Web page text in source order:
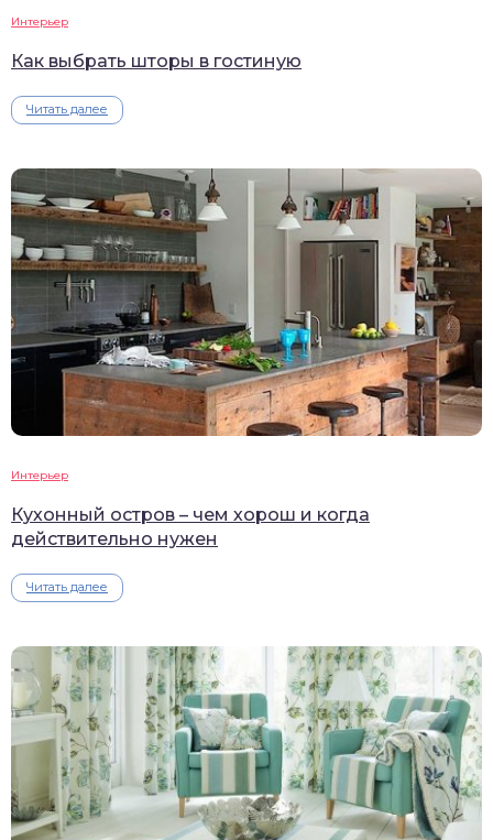
Интерьер
Как выбрать шторы в гостиную
Читать далее
Интерьер
Кухонный остров – чем хорош и когда
действительно нужен
Читать далее